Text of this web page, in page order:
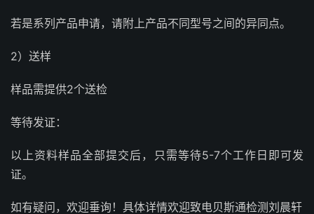
若是系列产品申请，请附上产品不同型号之间的异同点。
2）送样
样品需提供2个送检
等待发证：
以上资料样品全部提交后，只需等待5-7个工作日即可发
证。
如有疑问，欢迎垂询！具体详情欢迎致电贝斯通检测刘晨轩